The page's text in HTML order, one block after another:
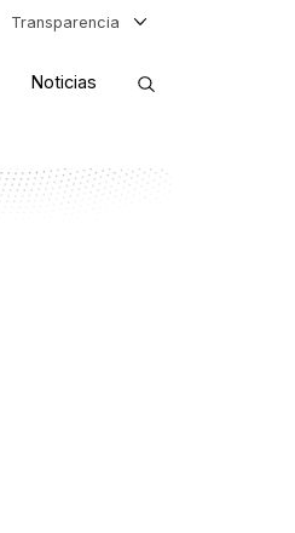
Transparencia
Noticias